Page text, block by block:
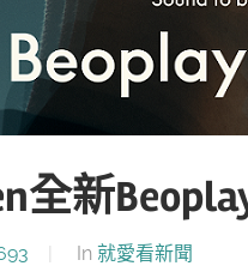
全新
In 就愛看新聞